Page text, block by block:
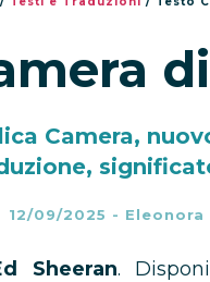
Camera,
12/09/2025 - Eleonora
Sheeran.